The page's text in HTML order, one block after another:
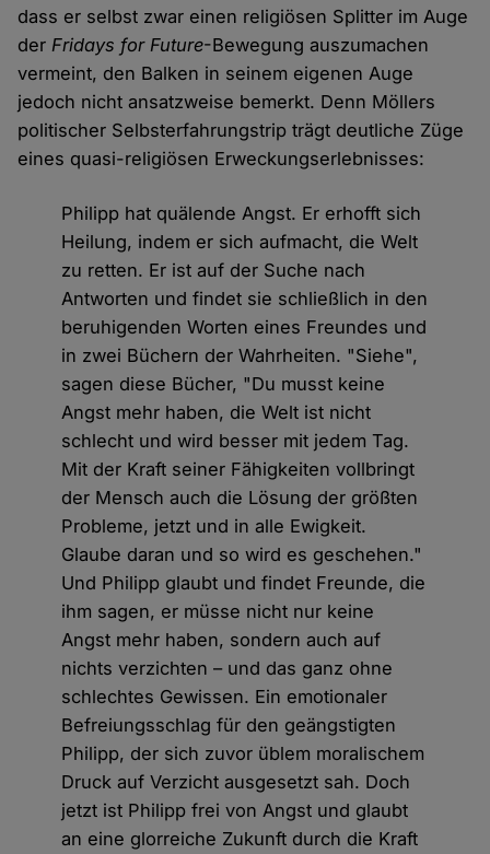
dass er selbst zwar einen religiösen Splitter im Auge
der Fridays for Future-Bewegung auszumachen
vermeint, den Balken in seinem eigenen Auge
jedoch nicht ansatzweise bemerkt. Denn Möllers
politischer Selbsterfahrungstrip trägt deutliche Züge
eines quasi-religiösen Erweckungserlebnisses:
Philipp hat quälende Angst. Er erhofft sich
Heilung, indem er sich aufmacht, die Welt
zu retten. Er ist auf der Suche nach
Antworten und findet sie schließlich in den
beruhigenden Worten eines Freundes und
in zwei Büchern der Wahrheiten. "Siehe",
sagen diese Bücher, "Du musst keine
Angst mehr haben, die Welt ist nicht
schlecht und wird besser mit jedem Tag.
Mit der Kraft seiner Fähigkeiten vollbringt
der Mensch auch die Lösung der größten
Probleme, jetzt und in alle Ewigkeit.
Glaube daran und so wird es geschehen."
Und Philipp glaubt und findet Freunde, die
ihm sagen, er müsse nicht nur keine
Angst mehr haben, sondern auch auf
nichts verzichten – und das ganz ohne
schlechtes Gewissen. Ein emotionaler
Befreiungsschlag für den geängstigten
Philipp, der sich zuvor üblem moralischem
Druck auf Verzicht ausgesetzt sah. Doch
jetzt ist Philipp frei von Angst und glaubt
an eine glorreiche Zukunft durch die Kraft